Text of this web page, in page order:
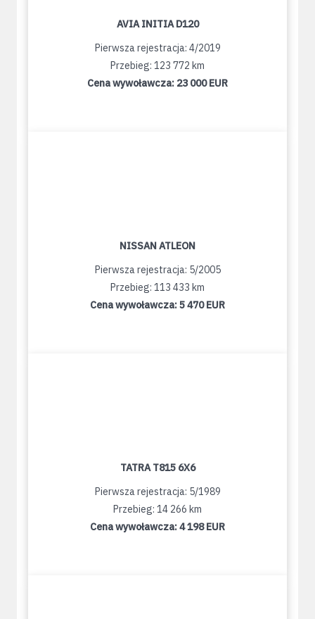
AVIA INITIA D120
Pierwsza rejestracja: 4/2019
Przebieg: 123 772 km
Cena wywoławcza: 23 000 EUR
NISSAN ATLEON
Pierwsza rejestracja: 5/2005
Przebieg: 113 433 km
Cena wywoławcza:5 470 EUR
TATRA T815 6X6
Pierwsza rejestracja: 5/1989
Przebieg: 14 266 km
Cena wywoławcza:4 198 EUR